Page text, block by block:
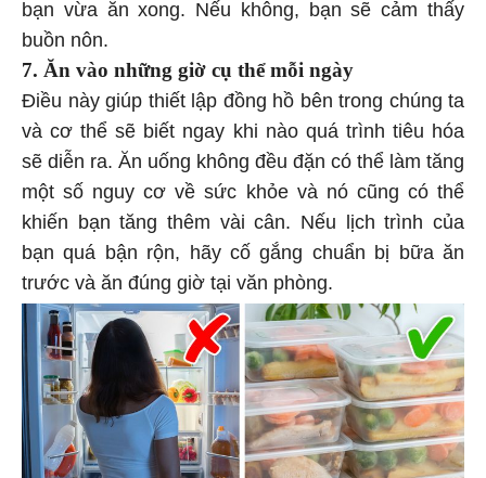
bạn vừa ăn xong. Nếu không, bạn sẽ cảm thấy
buồn nôn.
7. Ăn vào những giờ cụ thể mỗi ngày
Điều này giúp thiết lập đồng hồ bên trong chúng ta
và cơ thể sẽ biết ngay khi nào quá trình tiêu hóa
sẽ diễn ra. Ăn uống không đều đặn có thể làm tăng
một số nguy cơ về sức khỏe và nó cũng có thể
khiến bạn tăng thêm vài cân. Nếu lịch trình của
bạn quá bận rộn, hãy cố gắng chuẩn bị bữa ăn
trước và ăn đúng giờ tại văn phòng.